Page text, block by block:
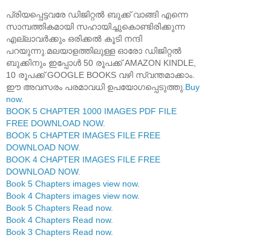
പ്രിയപ്പെട്ടവരേ ഡിജിറ്റൽ ബുക്ക് വാങ്ങി എന്നെ
സാമ്പത്തികമായി സഹായിച്ചുകൊണ്ടിരിക്കുന്ന
എല്ലാവർക്കും ഒരിക്കൽ കൂടി നന്ദി
പറയുന്നു.മലയാളത്തിലുള്ള ഓരോ ഡിജിറ്റൽ
ബുക്കിനും ഇപ്പോൾ 50 രൂപക്ക് AMAZON KINDLE,
10 രൂപക്ക് GOOGLE BOOKS വഴി സ്വന്തമാക്കാം.
ഈ അവസരം പരമാവധി ഉപയോഗപ്പെടുത്തു. Buy
now.
BOOK 5 CHAPTER 1000 IMAGES PDF FILE
FREE DOWNLOAD NOW.
BOOK 5 CHAPTER IMAGES FILE FREE
DOWNLOAD NOW.
BOOK 4 CHAPTER IMAGES FILE FREE
DOWNLOAD NOW.
Book 5 Chapters images view now.
Book 4 Chapters images view now.
Book 5 Chapters Read now.
Book 4 Chapters Read now.
Book 3 Chapters Read now.